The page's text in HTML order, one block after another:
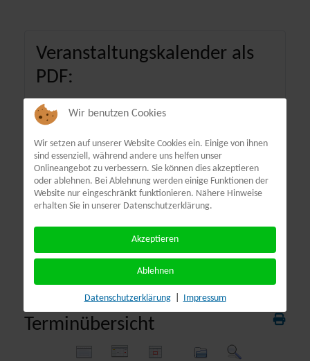
Veranstaltungskalender als
PDF:
Terminübersicht
Wir benutzen Cookies
Wir setzen auf unserer Website Cookies ein. Einige von ihnen
sind essenziell, während andere uns helfen unser
Onlineangebot zu verbessern. Sie können dies akzeptieren
oder ablehnen. Bei Ablehnung werden einige Funktionen der
Website nur eingeschränkt funktionieren. Nähere Hinweise
erhalten Sie in unserer Datenschutzerklärung.
Akzeptieren
Ablehnen
Datenschutzerklärung Impressum